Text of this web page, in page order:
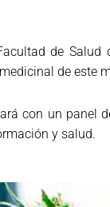
de
de este
con un panel
y salud.